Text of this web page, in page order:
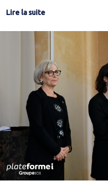
Lire la suite